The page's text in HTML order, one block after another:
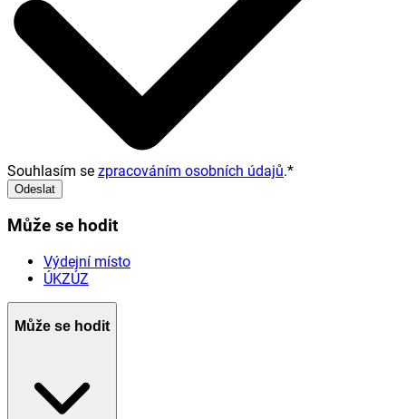
Souhlasím se zpracováním osobních údajů.*
Odeslat
Může se hodit
Výdejní místo
ÚKZÚZ
Může se hodit